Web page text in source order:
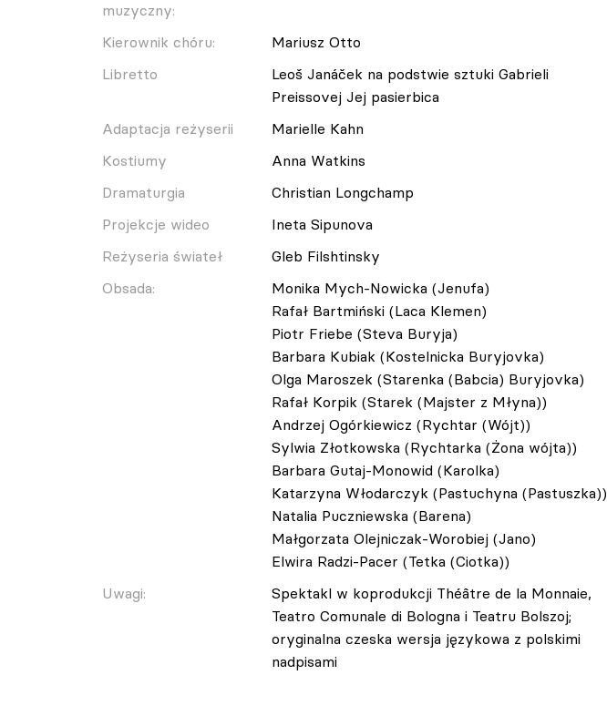
muzyczny:
Kierownik chóru:
Mariusz Otto
Libretto
Leoš Janáček na podstwie sztuki Gabrieli
Preissovej Jej pasierbica
Adaptacja reżyserii
Marielle Kahn
Kostiumy
Anna Watkins
Dramaturgia
Christian Longchamp
Projekcje wideo
Ineta Sipunova
Reżyseria świateł
Gleb Filshtinsky
Obsada:
Monika Mych-Nowicka (Jenufa)
Rafał Bartmiński (Laca Klemen)
Piotr Friebe (Steva Buryja)
Barbara Kubiak (Kostelnicka Buryjovka)
Olga Maroszek (Starenka (Babcia) Buryjovka)
Rafał Korpik (Starek (Majster z Młyna))
Andrzej Ogórkiewicz (Rychtar (Wójt))
Sylwia Złotkowska (Rychtarka (Żona wójta))
Barbara Gutaj-Monowid (Karolka)
Katarzyna Włodarczyk (Pastuchyna (Pastuszka))
Natalia Puczniewska (Barena)
Małgorzata Olejniczak-Worobiej (Jano)
Elwira Radzi-Pacer (Tetka (Ciotka))
Uwagi:
Spektakl w koprodukcji Théâtre de la Monnaie,
Teatro Comunale di Bologna i Teatru Bolszoj;
oryginalna czeska wersja językowa z polskimi
nadpisami